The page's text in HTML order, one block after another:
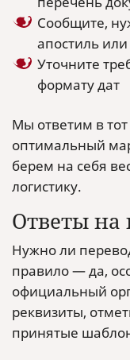
Сообщите,
апостиль
Уточните
формату дат
Мы ответим в
оптимальный
берем на себя
логистику.
Ответы
Нужно ли
правило — да,
официальный
реквизиты,
принятые